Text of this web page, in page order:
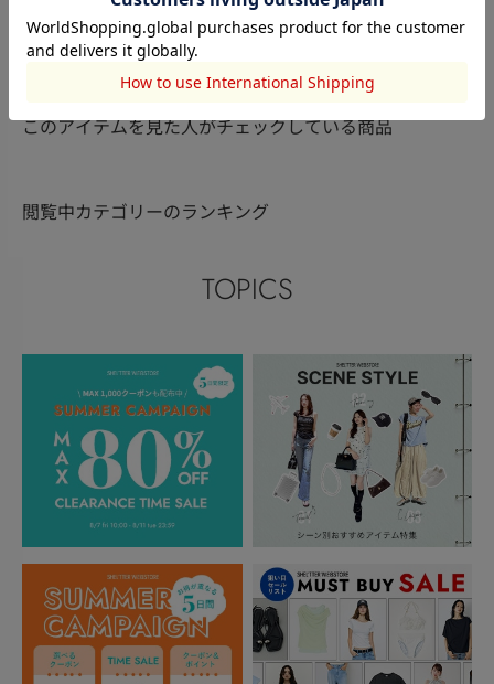
MOUSSY
佐藤生来
MOUSSY
武田 波音
MOUSSY
このアイテムを見た人がチェックしている商品
閲覧中カテゴリーのランキング
TOPICS